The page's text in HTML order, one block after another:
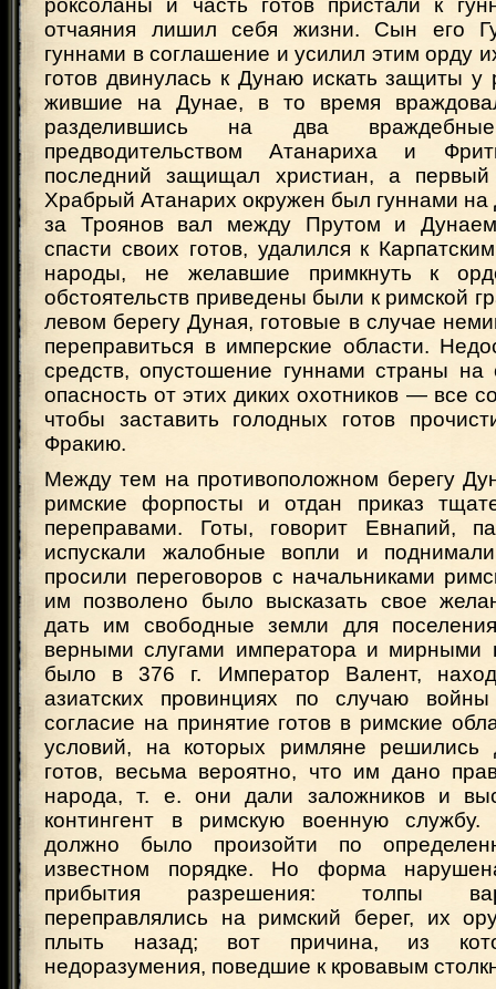
роксоланы и часть готов пристали к
отчаяния лишил себя жизни. Сын его
гуннами в соглашение и усилил этим орду
готов двинулась к Дунаю искать защиты у
жившие на Дунае, в то время
разделившись на два
предводительством Атанариха и
последний защищал христиан, а первый
Храбрый Атанарих окружен был гуннами на
за Троянов вал между Прутом и
спасти своих готов, удалился к
народы, не желавшие примкнуть к
обстоятельств приведены были к римской
левом берегу Дуная, готовые в случае
переправиться в имперские области.
средств, опустошение гуннами страны
опасность от этих диких охотников — все
чтобы заставить голодных готов
Фракию.
Между тем на противоположном берегу
римские форпосты и отдан приказ
переправами. Готы, говорит Евнапий,
испускали жалобные вопли и
просили переговоров с начальниками
им позволено было высказать свое
дать им свободные земли для
верными слугами императора и мирными
было в 376 г. Император Валент,
азиатских провинциях по случаю
согласие на принятие готов в римские
условий, на которых римляне решились
готов, весьма вероятно, что им дано
народа, т. е. они дали заложников и
контингент в римскую военную службу.
должно было произойти по
известном порядке. Но форма
прибытия разрешения: толпы
переправлялись на римский берег, их
плыть назад; вот причина, из
недоразумения, поведшие к кровавым